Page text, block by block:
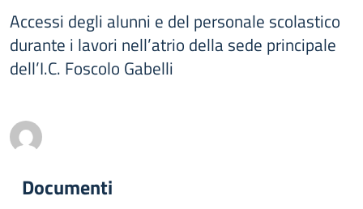
Accessi degli alunni e del personale scolastico
durante i lavori nell’atrio della sede principale
dell’I.C. Foscolo Gabelli
Documenti